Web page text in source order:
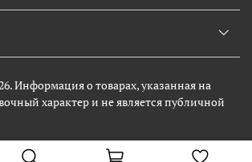
Информация о товарах, указанная на
характер и не является публичной